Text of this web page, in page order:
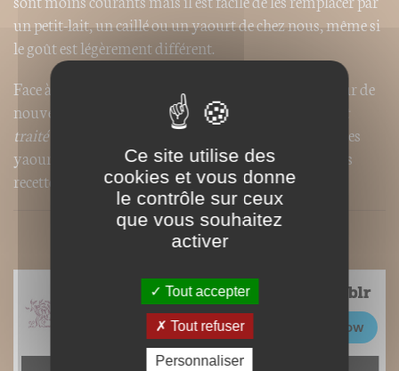
un petit-lait, un caillé ou un yaourt de chez nous, même si
le goût est légèrement différent.
Face à tant de diversité, il y a malgré tout la place pour de
nouvelles recettes : les vôtres ! Non seulement ce
traité du yaourt
vous apprendra tout sur le monde des
yaourts mais il vous livrera l’art de créer vos propres
recettes.
Ce site utilise des
cookies et vous donne
le contrôle sur ceux
que vous souhaitez
activer
Tout accepter
Tout refuser
Personnaliser